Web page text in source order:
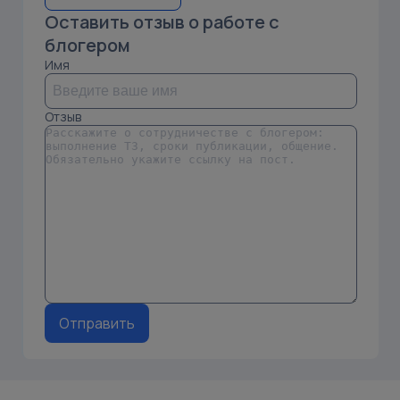
Оставить отзыв о работе с
блогером
Имя
Отзыв
Отправить